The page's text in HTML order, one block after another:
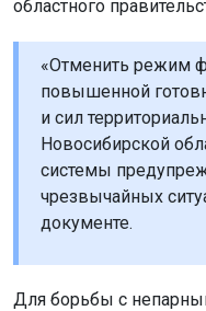
областного
«Отменить режим
повышенной
и сил
Новосибирской
системы
чрезвычайных
документе.
Для борьбы с